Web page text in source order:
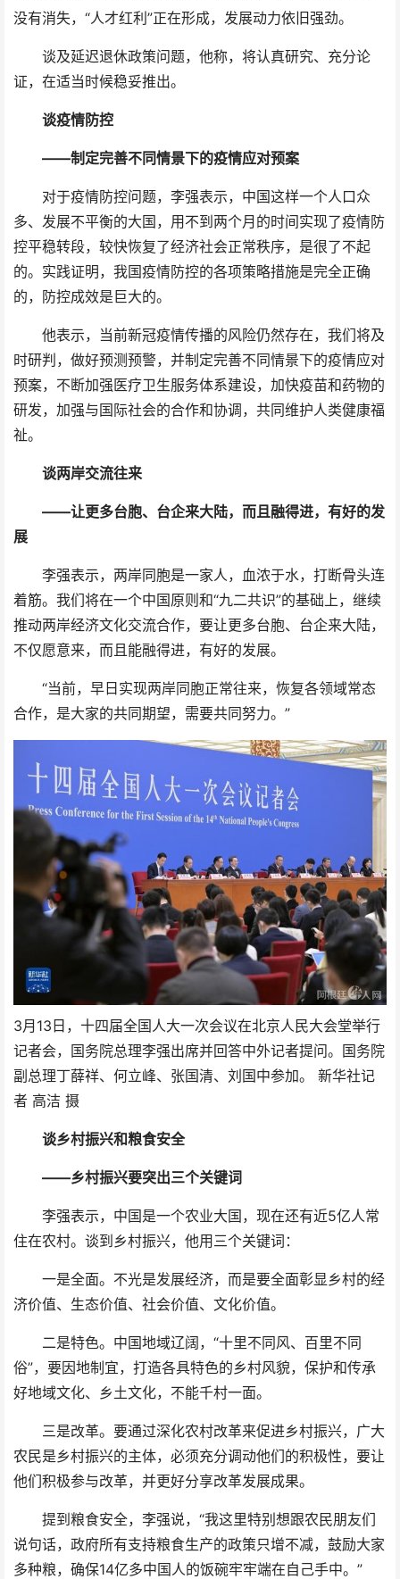
没有消失，“人才红利”正在形成，发展动力依旧强劲。
谈及延迟退休政策问题，他称，将认真研究、充分论
证，在适当时候稳妥推出。
谈疫情防控
——制定完善不同情景下的疫情应对预案
对于疫情防控问题，李强表示，中国这样一个人口众
多、发展不平衡的大国，用不到两个月的时间实现了疫情防
控平稳转段，较快恢复了经济社会正常秩序，是很了不起
的。实践证明，我国疫情防控的各项策略措施是完全正确
的，防控成效是巨大的。
他表示，当前新冠疫情传播的风险仍然存在，我们将及
时研判，做好预测预警，并制定完善不同情景下的疫情应对
预案，不断加强医疗卫生服务体系建设，加快疫苗和药物的
研发，加强与国际社会的合作和协调，共同维护人类健康福
祉。
谈两岸交流往来
——让更多台胞、台企来大陆，而且融得进，有好的发
展
李强表示，两岸同胞是一家人，血浓于水，打断骨头连
着筋。我们将在一个中国原则和“九二共识”的基础上，继续
推动两岸经济文化交流合作，要让更多台胞、台企来大陆，
不仅愿意来，而且能融得进，有好的发展。
“当前，早日实现两岸同胞正常往来，恢复各领域常态
合作，是大家的共同期望，需要共同努力。”
3月13日，十四届全国人大一次会议在北京人民大会堂举行
记者会，国务院总理李强出席并回答中外记者提问。国务院
副总理丁薛祥、何立峰、张国清、刘国中参加。 新华社记
者 高洁 摄
谈乡村振兴和粮食安全
——乡村振兴要突出三个关键词
李强表示，中国是一个农业大国，现在还有近5亿人常
住在农村。谈到乡村振兴，他用三个关键词：
一是全面。不光是发展经济，而是要全面彰显乡村的经
济价值、生态价值、社会价值、文化价值。
二是特色。中国地域辽阔，“十里不同风、百里不同
俗”，要因地制宜，打造各具特色的乡村风貌，保护和传承
好地域文化、乡土文化，不能千村一面。
三是改革。要通过深化农村改革来促进乡村振兴，广大
农民是乡村振兴的主体，必须充分调动他们的积极性，要让
他们积极参与改革，并更好分享改革发展成果。
提到粮食安全，李强说，“我这里特别想跟农民朋友们
说句话，政府所有支持粮食生产的政策只增不减，鼓励大家
多种粮，确保14亿多中国人的饭碗牢牢端在自己手中。”